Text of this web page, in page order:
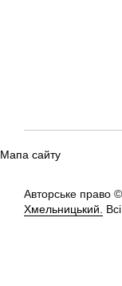
Мапа сайту
Авторське право
Хмельницький.